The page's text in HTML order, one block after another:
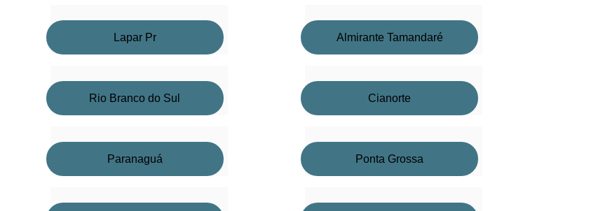
Lapar Pr
Rio Branco do Sul
Paranaguá
Almirante Tamandaré
Cianorte
Ponta Grossa